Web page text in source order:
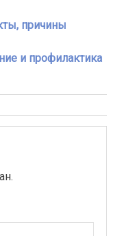
причины
и профилактика